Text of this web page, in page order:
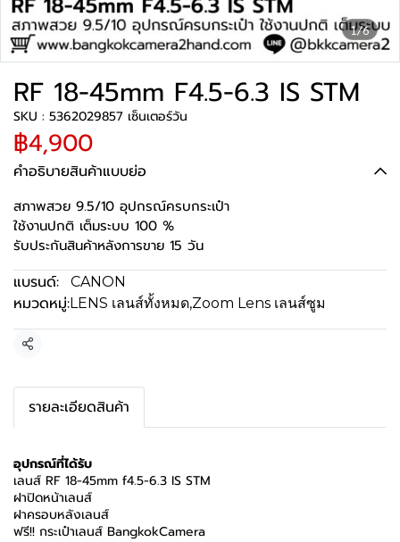
1/6
RF 18-45mm F4.5-6.3 IS STM
SKU : 5362029857 เซ็นเตอร์วัน
฿4,900
คำอธิบายสินค้าแบบย่อ
สภาพสวย 9.5/10 อุปกรณ์ครบกระเป๋า
ใช้งานปกติ เต็มระบบ 100 %
รับประกันสินค้าหลังการขาย 15 วัน
แบรนด์: CANON
หมวดหมู่:LENS เลนส์ทั้งหมด,Zoom Lens เลนส์ซูม
แชร์
รายละเอียดสินค้า
อุปกรณ์ที่ได้รับ
เลนส์ RF 18-45mm f4.5-6.3 IS STM
ฝาปิดหน้าเลนส์
ฝาครอบหลังเลนส์
ฟรี!! กระเป๋าเลนส์ BangkokCamera